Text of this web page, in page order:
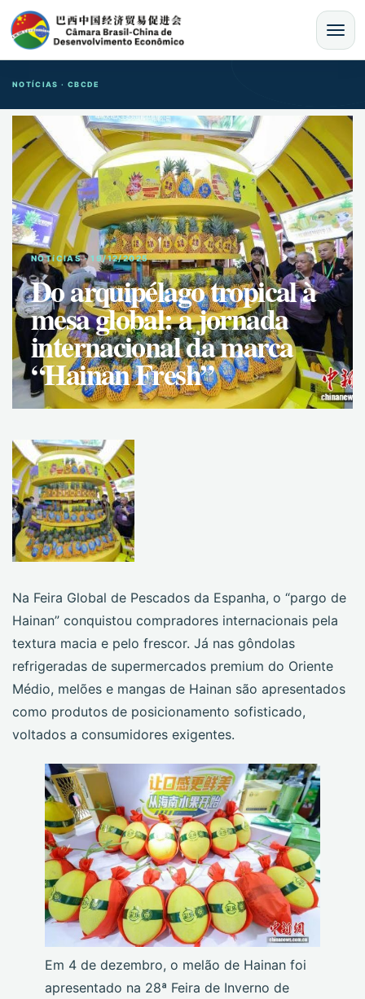
MENU
NOTÍCIAS · CBCDE
NOTíCIAS · 19/12/2025
Do arquipélago tropical à
mesa global: a jornada
internacional da marca
“Hainan Fresh”
Na Feira Global de Pescados da Espanha, o “pargo de
Hainan” conquistou compradores internacionais pela
textura macia e pelo frescor. Já nas gôndolas
refrigeradas de supermercados premium do Oriente
Médio, melões e mangas de Hainan são apresentados
como produtos de posicionamento sofisticado,
voltados a consumidores exigentes.
Em 4 de dezembro, o melão de Hainan foi
apresentado na 28ª Feira de Inverno de